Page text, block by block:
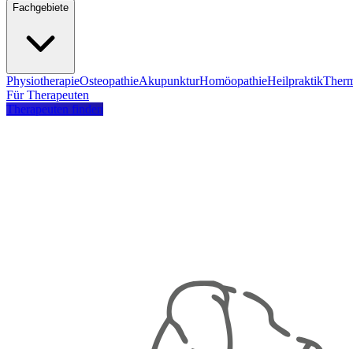
Fachgebiete
PhysiotherapieOsteopathieAkupunkturHomöopathieHeilpraktik
Für Therapeuten
Therapeuten finden